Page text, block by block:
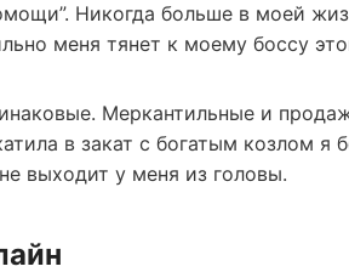
Никогда больше в моей
меня тянет к моему боссу
Меркантильные и
в закат с богатым козлом я
выходит у меня из головы.